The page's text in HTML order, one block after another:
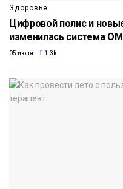
Здоровье
Цифровой полис и
изменилась система
05 июля 1.3k